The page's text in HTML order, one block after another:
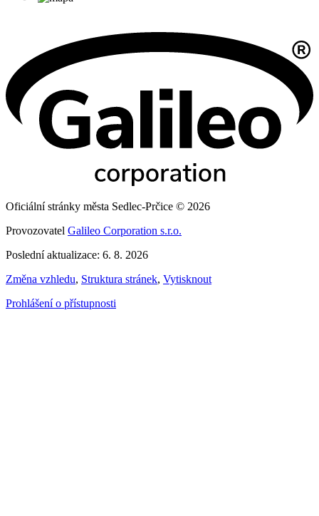
Oficiální stránky města Sedlec-Prčice © 2026
Provozovatel Galileo Corporation s.r.o.
Poslední aktualizace: 6. 8. 2026
Změna vzhledu, Struktura stránek, Vytisknout
Prohlášení o přístupnosti